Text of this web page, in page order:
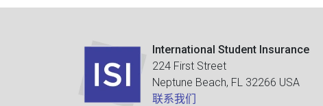
International Student Insurance
224 First Street
Neptune Beach, FL 32266 USA
联系我们